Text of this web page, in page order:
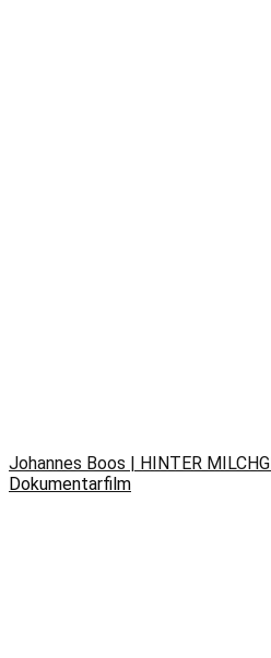
Johannes Boos | HINTER
Dokumentarfilm